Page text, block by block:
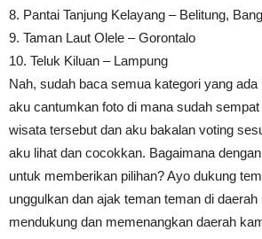
8. Pantai Tanjung Kelayang – Belitung,
9. Taman Laut Olele – Gorontalo
10. Teluk Kiluan – Lampung
Nah, sudah baca semua kategori yang
aku cantumkan foto di mana sudah
wisata tersebut dan aku bakalan voting
aku lihat dan cocokkan. Bagaimana
untuk memberikan pilihan? Ayo dukung
unggulkan dan ajak teman teman di
mendukung dan memenangkan daerah